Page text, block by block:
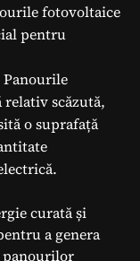
fotovoltaice
pentru
Panourile
scăzută,
o suprafață
curată și
a genera